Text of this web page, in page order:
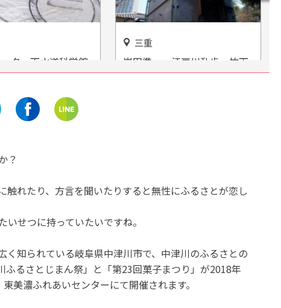
ター下水道科学館
の大切さを楽しく
三重
岩田準一・江戸川乱歩・竹下
夢二の足跡を感じる場所
？
れたり、方言を聞いたりすると無性にふるさとが恋し
いせつに持っていたいですね。
く知られている岐阜県中津川市で、中津川のふるさとの
ふるさとじまん祭」と「第23回菓子まつり」が2018年
美濃ふれあいセンターにて開催されます。
町が誇るみかん＆海の幸が
中